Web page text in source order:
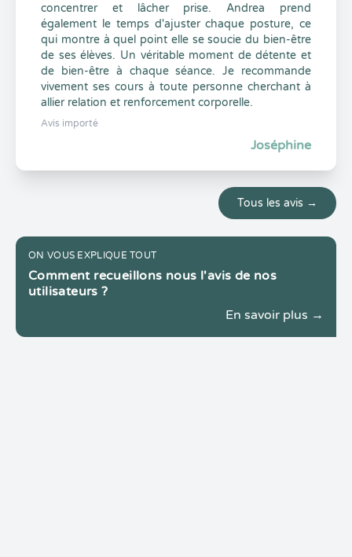
concentrer et lâcher prise. Andrea prend
également le temps d'ajuster chaque posture, ce
qui montre à quel point elle se soucie du bien-être
de ses élèves. Un véritable moment de détente et
de bien-être à chaque séance. Je recommande
vivement ses cours à toute personne cherchant à
allier relation et renforcement corporelle.
Avis importé
Joséphine
Tous les avis →
ON VOUS EXPLIQUE TOUT
Comment recueillons nous l'avis de nos
utilisateurs ?
En savoir plus →